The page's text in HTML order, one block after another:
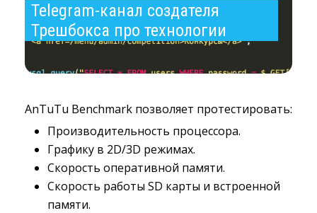
Telegram-канал создателя
Трешбокса про технологии
AnTuTu Benchmark позволяет протестировать:
Производительность процессора.
Графику в 2D/3D режимах.
Скорость оперативной памяти.
Скорость работы SD карты и встроенной
памяти.